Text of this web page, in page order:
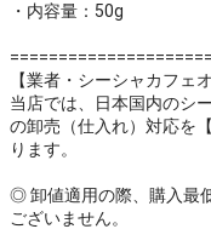
・内容量：50g
【業者・シーシャカフェ
当店では、日本国内のシ
の卸売（仕入れ）対応を
ります。
◎ 卸値適用の際、購入最
ございません。